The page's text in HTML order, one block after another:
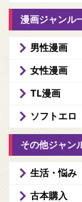
漫画ジャンル
男性漫画
女性漫画
TL漫画
ソフトエロ
その他ジャン
生活・悩み
古本購入